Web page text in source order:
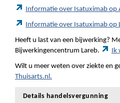
Informatie over Isatuximab op
Informatie over Isatuximab op
Heeft u last van een bijwerking?
Bijwerkingencentrum Lareb.
Ik
Wilt u meer weten over ziekte en
Thuisarts.nl.
Details handelsvergunning